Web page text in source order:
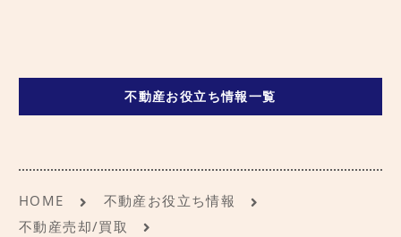
不動産お役立ち情報一覧
HOME
不動産お役立ち情報
不動産売却/買取